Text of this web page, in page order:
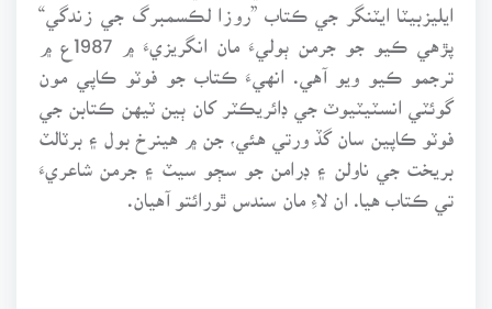
ايليزبيٽا ايٽنگر جي ڪتاب ”روزا لڪسمبرگ جي زندگي“
ترجمو ڪيو ويو آهي. انهيءَ ڪتاب جو فوٽو ڪاپي مون
گوئٽي انسٽيٽيوٽ جي ڊائريڪٽر کان ٻين ٽيهن ڪتابن جي
فوٽو ڪاپين سان گڏ ورتي هئي، جن ۾ هينرخ بول ۽ برٽالٽ
بريخت جي ناولن ۽ ڊرامن جو سڄو سيٽ ۽ جرمن شاعريءَ
تي ڪتاب هيا. ان لاءِ مان سندس ٿورائتو آهيان.